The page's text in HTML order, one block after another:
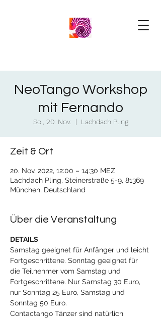
NeoTango Workshop
mit Fernando
So., 20. Nov.
  |
Lachdach Pling
Zeit & Ort
20. Nov. 2022, 12:00 – 14:30 MEZ
Lachdach Pling, Steinerstraße 5-9, 81369
München, Deutschland
Über die Veranstaltung
DETAILS
Samstag geeignet für Anfänger und leicht
Fortgeschrittene. Sonntag geeignet für
die Teilnehmer vom Samstag und
Fortgeschrittene. Nur Samstag 30 Euro,
nur Sonntag 25 Euro, Samstag und
Sonntag 50 Euro.
Contactango Tänzer sind natürlich